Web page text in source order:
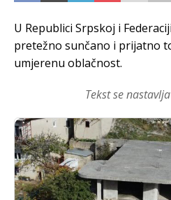
U Republici Srpskoj i
pretežno sunčano i prijatno
umjerenu oblačnost.
Tekst se